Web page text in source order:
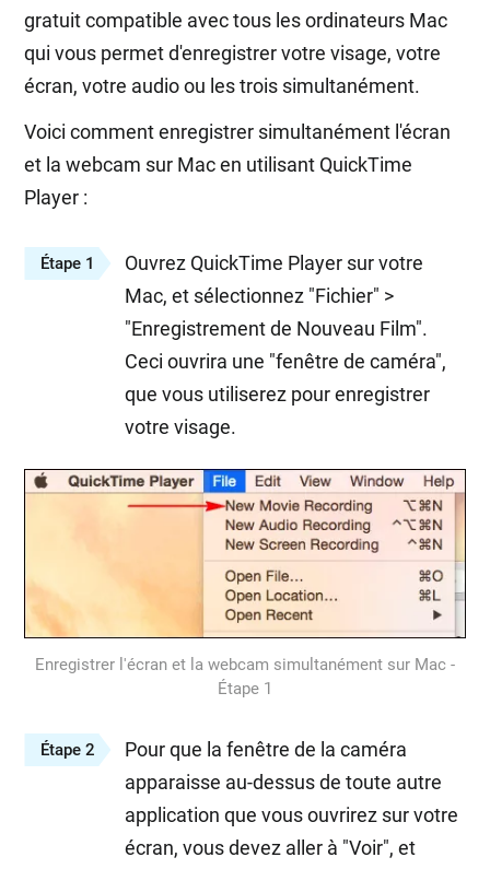
gratuit compatible avec tous les ordinateurs Mac
qui vous permet d'enregistrer votre visage, votre
écran, votre audio ou les trois simultanément.
Voici comment enregistrer simultanément l'écran
et la webcam sur Mac en utilisant QuickTime
Player :
Étape 1
Ouvrez QuickTime Player sur votre
Mac, et sélectionnez "Fichier" >
"Enregistrement de Nouveau Film".
Ceci ouvrira une "fenêtre de caméra",
que vous utiliserez pour enregistrer
votre visage.
Enregistrer l'écran et la webcam simultanément sur Mac -
Étape 1
Étape 2
Pour que la fenêtre de la caméra
apparaisse au-dessus de toute autre
application que vous ouvrirez sur votre
écran, vous devez aller à "Voir", et